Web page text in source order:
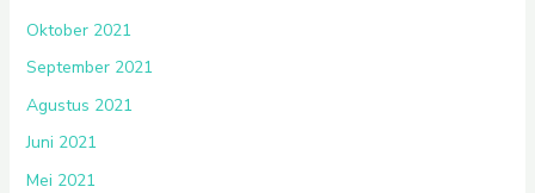
Oktober 2021
September 2021
Agustus 2021
Juni 2021
Mei 2021